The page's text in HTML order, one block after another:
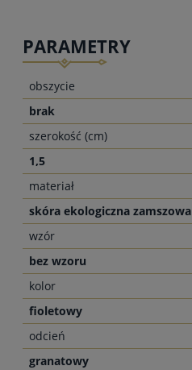
PARAMETRY
obszycie
brak
szerokość (cm)
1,5
materiał
skóra ekologiczna zamszowa
wzór
bez wzoru
kolor
fioletowy
odcień
granatowy